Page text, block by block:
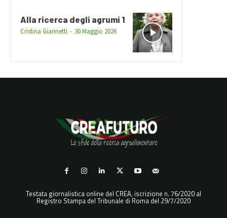
Alla ricerca degli agrumi 1
Cristina Giannetti - 30 Maggio 2026
Testata giornalistica online del CREA, iscrizione n. 76/2020 al
Registro Stampa del Tribunale di Roma del 29/7/2020